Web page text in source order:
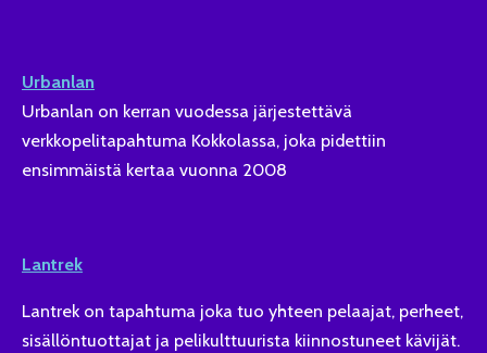
Urbanlan
Urbanlan on kerran vuodessa järjestettävä
verkkopelitapahtuma Kokkolassa, joka pidettiin
ensimmäistä kertaa vuonna 2008
Lantrek
Lantrek on tapahtuma joka tuo yhteen pelaajat, perheet,
sisällöntuottajat ja pelikulttuurista kiinnostuneet kävijät.